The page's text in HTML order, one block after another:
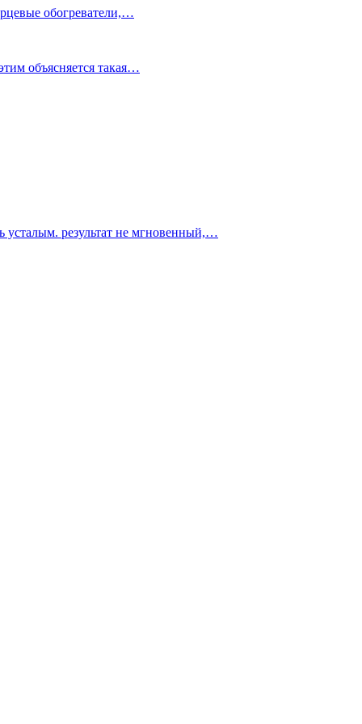
обогреватели,…
объясняется такая…
усталым. результат не мгновенный,…